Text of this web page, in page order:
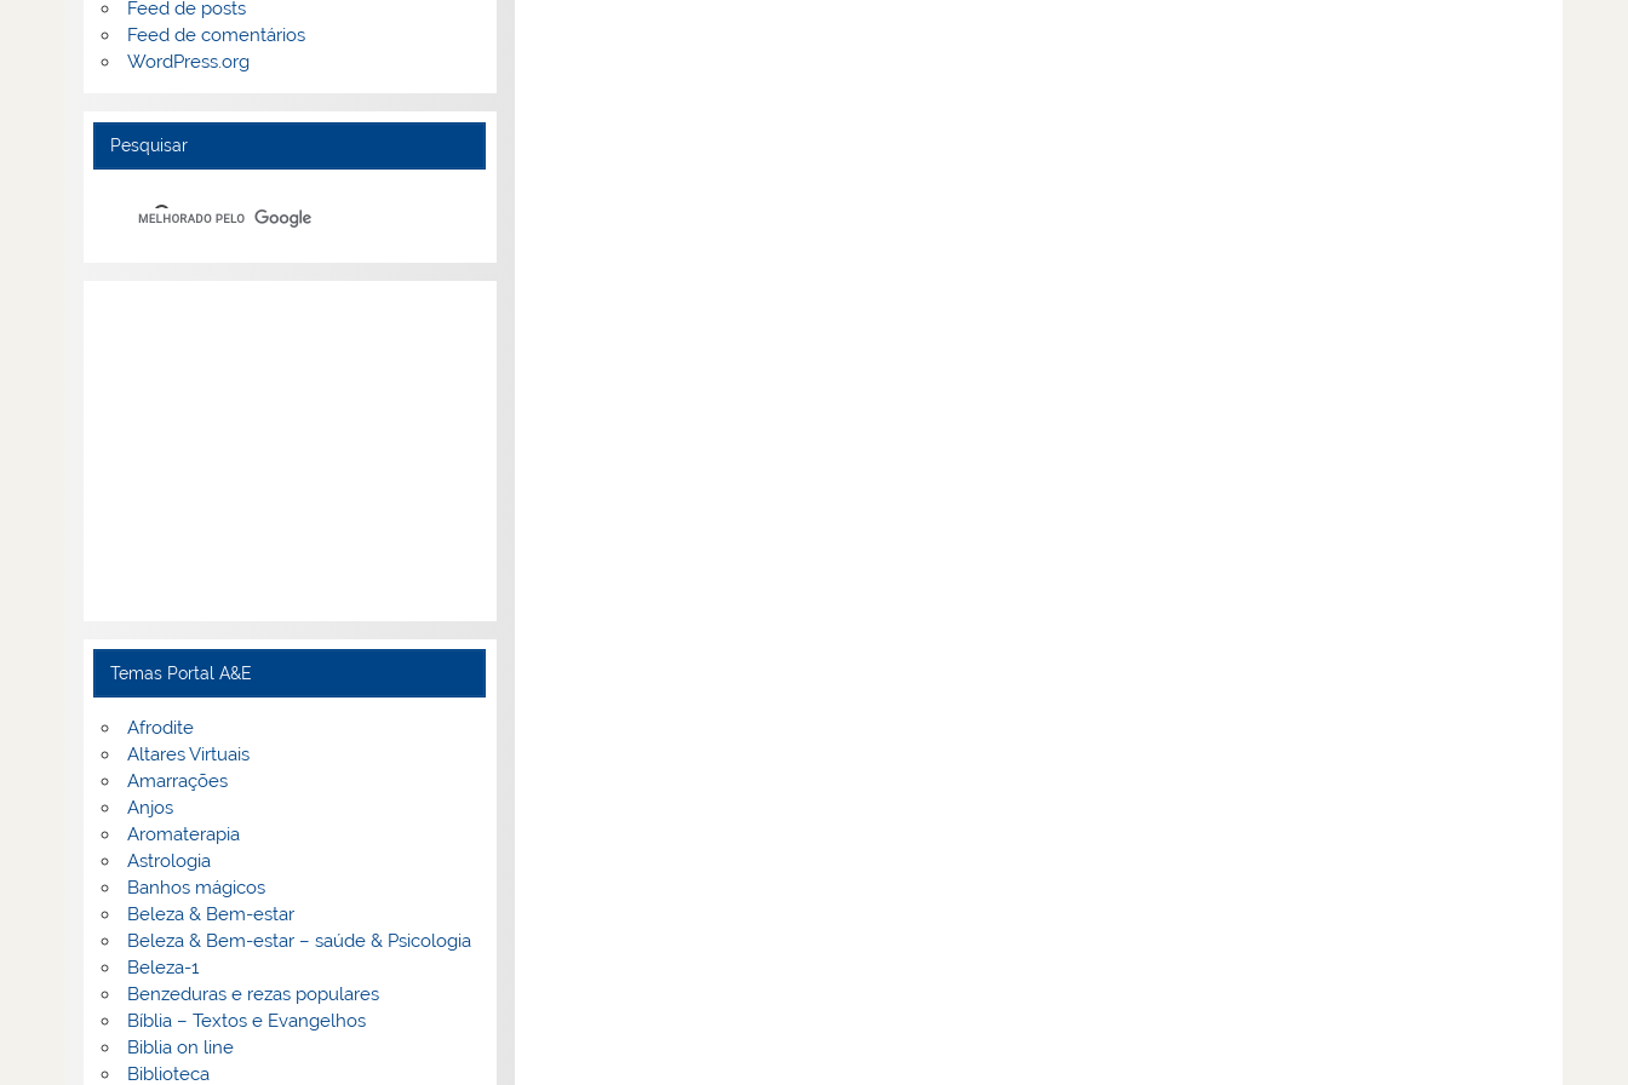
Feed de posts
Feed de comentários
WordPress.org
Pesquisar
Temas Portal A&E
Afrodite
Altares Virtuais
Amarrações
Anjos
Aromaterapia
Astrologia
Banhos mágicos
Beleza & Bem-estar
Beleza & Bem-estar – saúde & Psicologia
Beleza-1
Benzeduras e rezas populares
Bíblia – Textos e Evangelhos
Biblia on line
Biblioteca